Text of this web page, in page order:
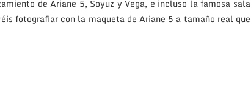
de Ariane 5, Soyuz y Vega, e incluso la famosa sala
fotografiar con la maqueta de Ariane 5 a tamaño real que